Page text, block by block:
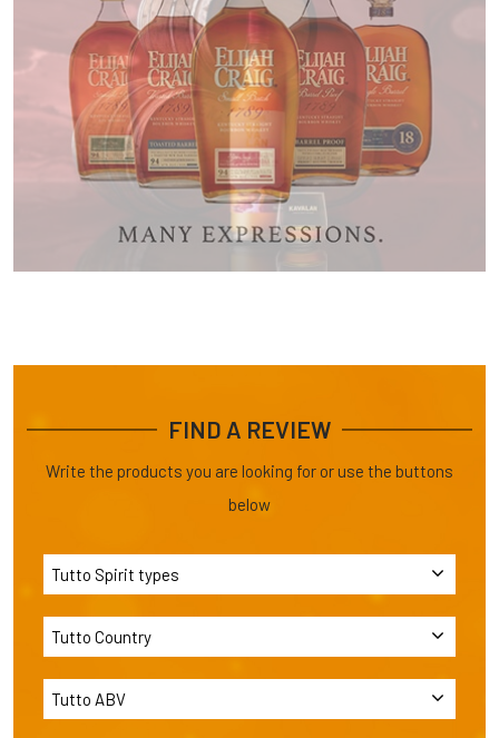
FIND A REVIEW
Write the products you are looking for or use the buttons
below